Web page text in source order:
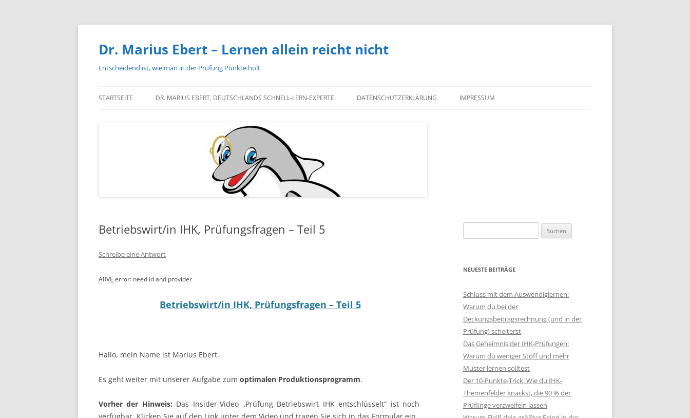
Zum
Dr. Marius Ebert – Lernen allein reicht nicht
Entscheidend ist, wie man in der Prüfung Punkte holt
STARTSEITE DR. MARIUS EBERT, DEUTSCHLANDS SCHNELL-LERN-EXPERTE DATENSCHUTZERKLÄRUNG IMPRESSUM
Betriebswirt/in IHK, Prüfungsfragen – Teil 5
Schreibe eine Antwort
ARVE error: need id and provider
Betriebswirt/in IHK, Prüfungsfragen – Teil 5
Hallo, mein Name ist Marius Ebert.
Es geht weiter mit unserer Aufgabe zum optimalen Produktionsprogramm.
Vorher der Hinweis: Das Insider-Video „Prüfung Betriebswirt IHK entschlüsselt“ ist noch
nach:
NEUESTE BEITRÄGE
Schluss mit dem Auswendiglernen:
Warum du bei der
Deckungsbeitragsrechnung (und in der
Prüfung) scheiterst
Das Geheimnis der IHK-Prüfungen:
Warum du weniger Stoff und mehr
Muster lernen solltest
Der 10-Punkte-Trick: Wie du IHK-
Themenfelder knackst, die 90 % der
Prüflinge verzweifeln lassen